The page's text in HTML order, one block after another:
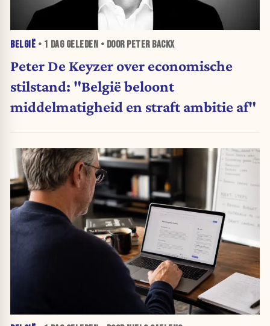
BELGIË • 1 DAGGELEDEN • DOOR PETER BACKX
Peter De Keyzer over economische
stilstand: "België beloont
middelmatigheid en straft ambitie af"